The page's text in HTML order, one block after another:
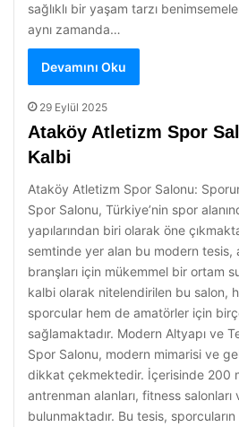
sağlıklı bir yaşam tarzı
aynı zamanda…
Devamını Oku
29 Eylül 2025
Ataköy Atletizm Spor
Kalbi
Ataköy Atletizm Spor Salonu:
Spor Salonu, Türkiye’nin spor
yapılarından biri olarak öne
semtinde yer alan bu modern
branşları için mükemmel bir ortam
kalbi olarak nitelendirilen bu salon,
sporcular hem de amatörler için
sağlamaktadır. Modern Altyapı ve
Spor Salonu, modern mimarisi ve
dikkat çekmektedir. İçerisinde 200
antrenman alanları, fitness salonları
bulunmaktadır. Bu tesis,